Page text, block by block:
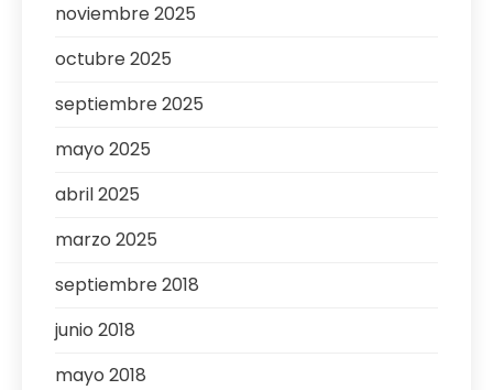
noviembre 2025
octubre 2025
septiembre 2025
mayo 2025
abril 2025
marzo 2025
septiembre 2018
junio 2018
mayo 2018